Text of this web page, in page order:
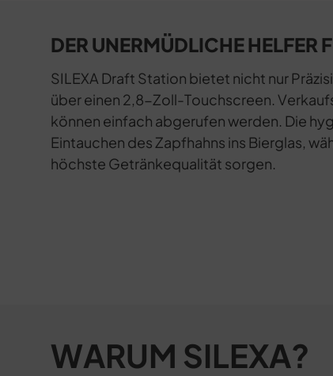
DER UNERMÜDLICHE HELFER
SILEXA Draft Station bietet nicht nur
über einen 2,8-Zoll-Touchscreen.
können einfach abgerufen werden. Die
Eintauchen des Zapfhahns ins Bierglas,
höchste Getränkequalität sorgen.
WARUM SILEXA?